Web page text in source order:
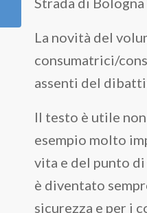
La novità del
consumatrici/
assenti del
Il testo è utile
esempio molto
vita e del punto
è diventato
sicurezza e per i